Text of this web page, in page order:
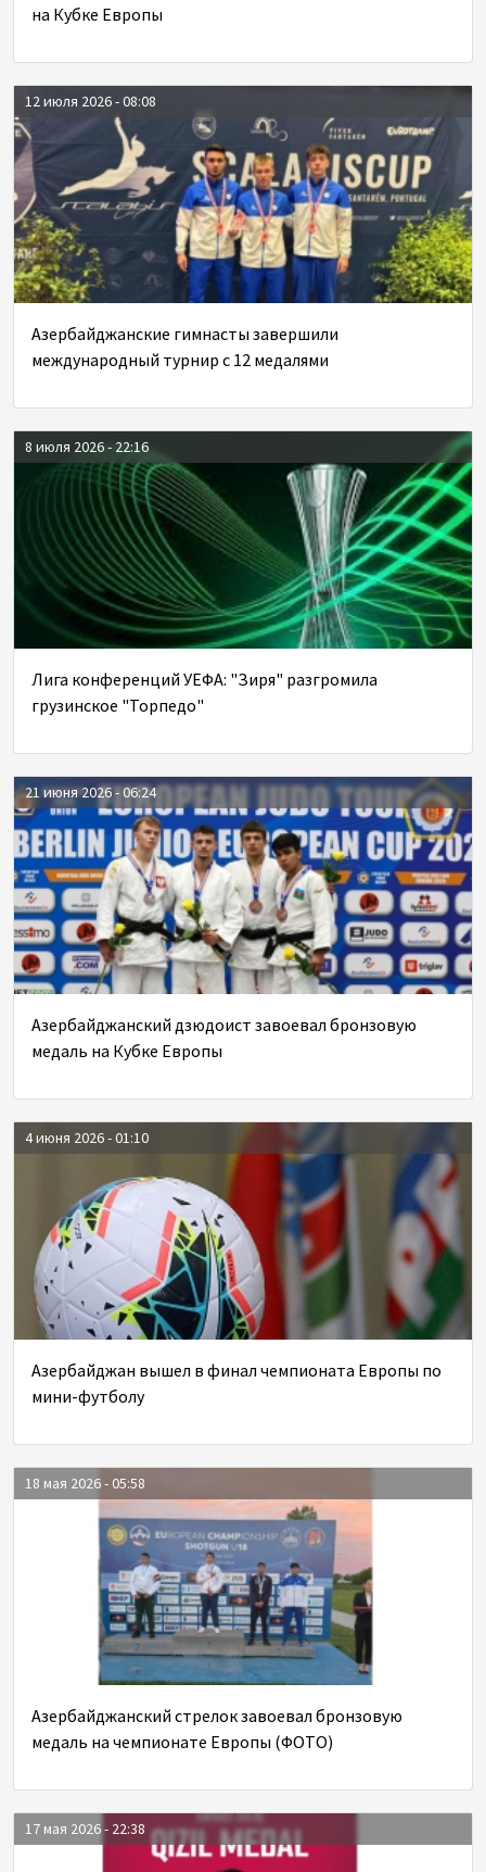
на Кубке Европы
12 июля 2026 - 08:08
Азербайджанские гимнасты завершили
международный турнир с 12 медалями
8 июля 2026 - 22:16
Лига конференций УЕФА: "Зиря" разгромила
грузинское "Торпедо"
21 июня 2026 - 06:24
Азербайджанский дзюдоист завоевал бронзовую
медаль на Кубке Европы
4 июня 2026 - 01:10
Азербайджан вышел в финал чемпионата Европы по
мини-футболу
18 мая 2026 - 05:58
Азербайджанский стрелок завоевал бронзовую
медаль на чемпионате Европы (ФОТО)
17 мая 2026 - 22:38